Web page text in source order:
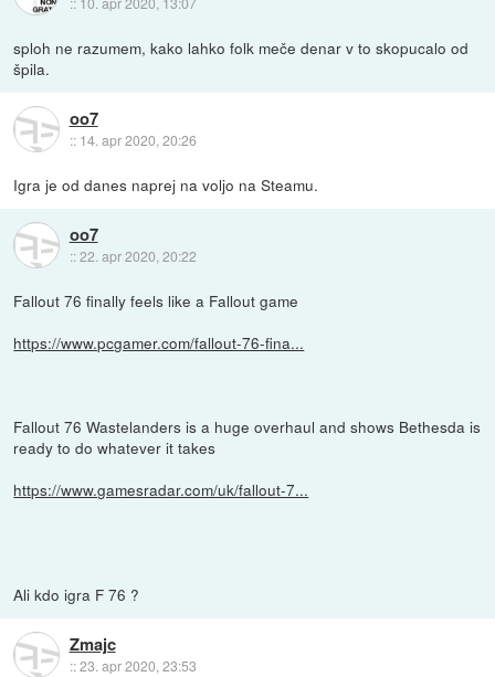
sploh ne razumem, kako lahko folk meče denar v to skopucalo od
špila.
oo7
:: 14. apr 2020, 20:26
Igra je od danes naprej na voljo na Steamu.
oo7
::22. apr 2020, 20:22
Fallout 76 finally feels like a Fallout game
https://www.pcgamer.com/fallout-76-fina...
Fallout 76 Wastelanders is a huge overhaul and shows Bethesda is
ready to do whatever it takes
https://www.gamesradar.com/uk/fallout-7...
Ali kdo igra F 76 ?
Zmajc
::23. apr 2020, 23:53